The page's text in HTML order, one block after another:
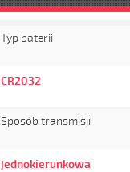
Typ baterii
CR2032
Sposób transmisji
jednokierunkowa